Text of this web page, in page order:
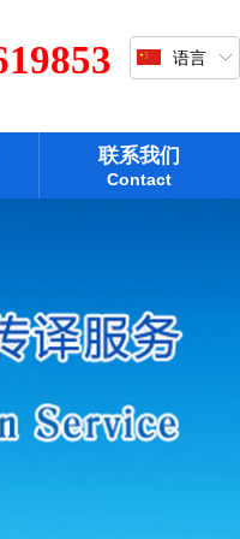
语言
联系我们
Contact